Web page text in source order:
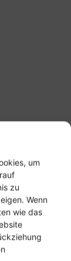
um
zu
Wenn
wie das